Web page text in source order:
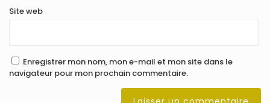
Site web
Enregistrer mon nom, mon e-mail et mon site dans le
navigateur pour mon prochain commentaire.